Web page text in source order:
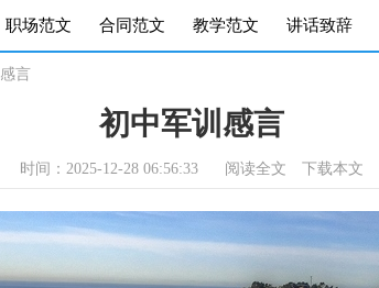
职场范文 合同范文 教学范文 讲话致辞
感言
初中军训感言
时间：2025-12-28 06:56:33 阅读全文 下载本文